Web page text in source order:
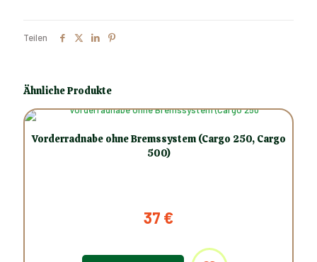
Teilen
Ähnliche Produkte
Vorderradnabe ohne Bremssystem (Cargo 250, Cargo
500)
37 €